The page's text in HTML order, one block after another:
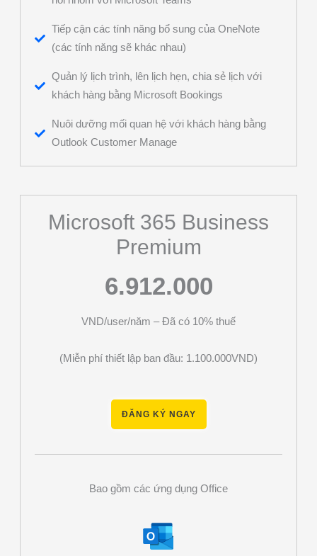
Tiếp cận các tính năng bổ sung của OneNote
(các tính năng sẽ khác nhau)
Quản lý lịch trình, lên lịch hẹn, chia sẻ lịch với
khách hàng bằng Microsoft Bookings
Nuôi dưỡng mối quan hệ với khách hàng bằng
Outlook Customer Manage
Microsoft 365 Business
Premium
6.912.000
VND/user/năm – Đã có 10% thuế
(Miễn phí thiết lập ban đầu: 1.100.000VND)
ĐĂNG KÝ NGAY
Bao gồm các ứng dụng Office